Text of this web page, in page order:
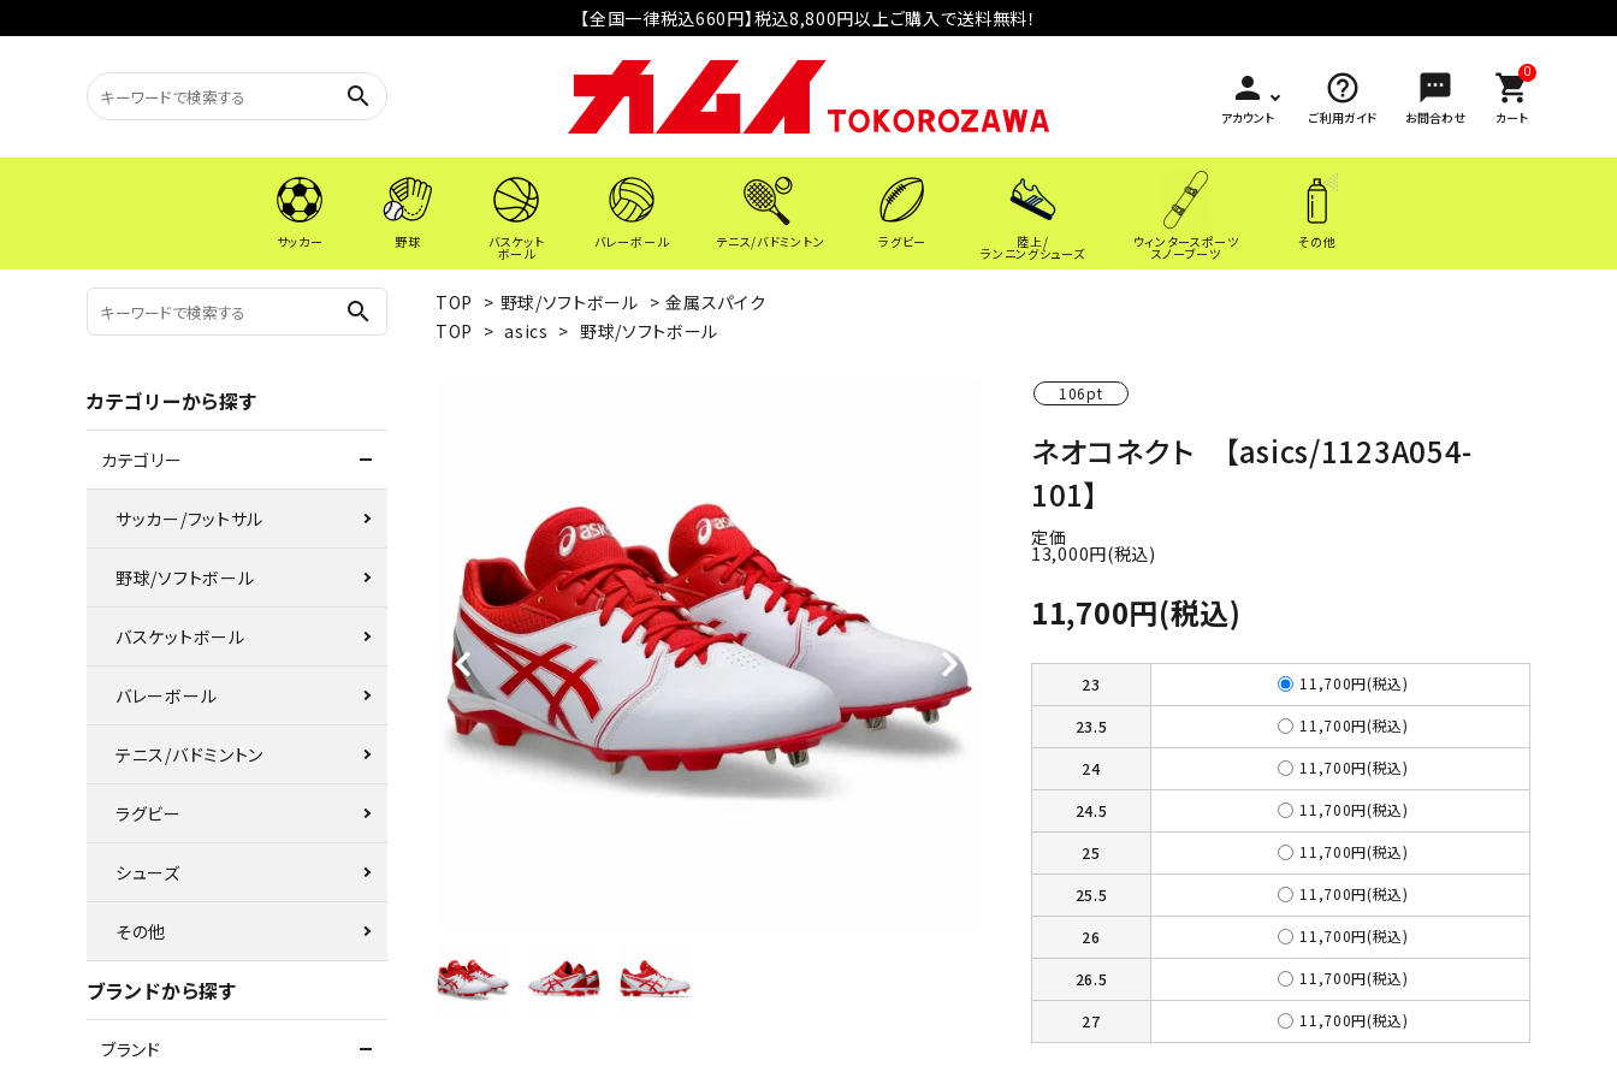
【全国一律税込660円】税込8,800円以上ご購入で送料無料！
search person
アカウント
help_outline
ご利用ガイド
sms
お問合わせ
0
shopping_cart
カート
サッカー 野球 バスケット
ボール
バレーボール テニス/バドミントン ラグビー 陸上/
ランニングシューズ
ウィンタースポーツ
スノーブーツ
その他
TOP > 野球/ソフトボール > 金属スパイク
TOP > asics > 野球/ソフトボール
106pt
ネオコネクト 【asics/1123A054-
101】
定価
13,000円(税込)
11,700円(税込)
23 11,700円(税込)
23.5 11,700円(税込)
24 11,700円(税込)
24.5 11,700円(税込)
25 11,700円(税込)
25.5 11,700円(税込)
26 11,700円(税込)
26.5 11,700円(税込)
27 11,700円(税込)
search
カテゴリーから探す
カテゴリー
サッカー/フットサル
野球/ソフトボール
バスケットボール
バレーボール
テニス/バドミントン
ラグビー
シューズ
その他
ブランドから探す
ブランド